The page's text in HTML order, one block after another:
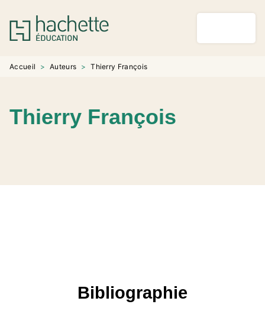
MENU RECHERCHE
PIED DE PAGE
Accueil > Auteurs > Thierry François
Thierry François
Bibliographie